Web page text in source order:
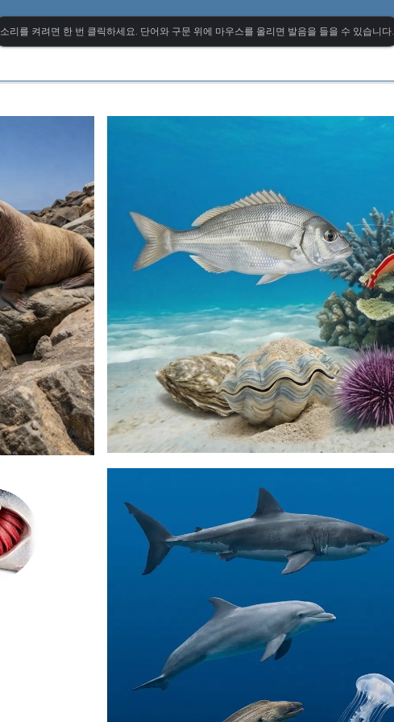
소리를 켜려면 한 번 클릭하세요. 단어와 구문 위에 마우스를 올리면 발음을 들을 수 있습니다.